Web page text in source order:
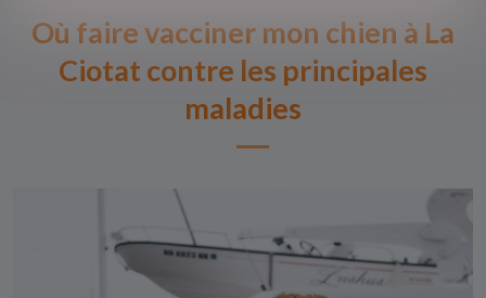
Où faire vacciner mon chien à La
Ciotat contre les principales
maladies